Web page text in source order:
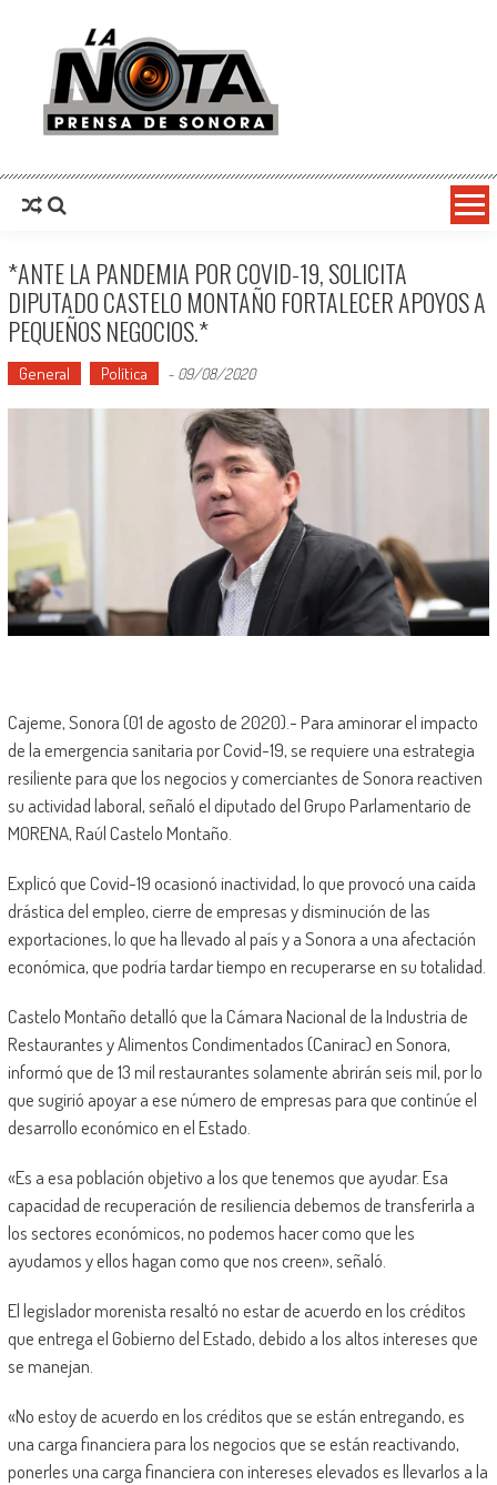
La Nota Prensa De Sonora
*ANTE LA PANDEMIA POR COVID-19, SOLICITA
DIPUTADO CASTELO MONTAÑO FORTALECER APOYOS A
PEQUEÑOS NEGOCIOS.*
General Política - 09/08/2020
Cajeme, Sonora (01 de agosto de 2020).- Para aminorar el impacto
de la emergencia sanitaria por Covid-19, se requiere una estrategia
resiliente para que los negocios y comerciantes de Sonora reactiven
su actividad laboral, señaló el diputado del Grupo Parlamentario de
MORENA, Raúl Castelo Montaño.
Explicó que Covid-19 ocasionó inactividad, lo que provocó una caída
drástica del empleo, cierre de empresas y disminución de las
exportaciones, lo que ha llevado al país y a Sonora a una afectación
económica, que podría tardar tiempo en recuperarse en su totalidad.
Castelo Montaño detalló que la Cámara Nacional de la Industria de
Restaurantes y Alimentos Condimentados (Canirac) en Sonora,
informó que de 13 mil restaurantes solamente abrirán seis mil, por lo
que sugirió apoyar a ese número de empresas para que continúe el
desarrollo económico en el Estado.
«Es a esa población objetivo a los que tenemos que ayudar. Esa
capacidad de recuperación de resiliencia debemos de transferirla a
los sectores económicos, no podemos hacer como que les
ayudamos y ellos hagan como que nos creen», señaló.
El legislador morenista resaltó no estar de acuerdo en los créditos
que entrega el Gobierno del Estado, debido a los altos intereses que
se manejan.
«No estoy de acuerdo en los créditos que se están entregando, es
una carga financiera para los negocios que se están reactivando,
ponerles una carga financiera con intereses elevados es llevarlos a la